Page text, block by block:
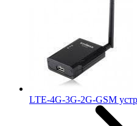
LTE-4G-3G-2G-GSM